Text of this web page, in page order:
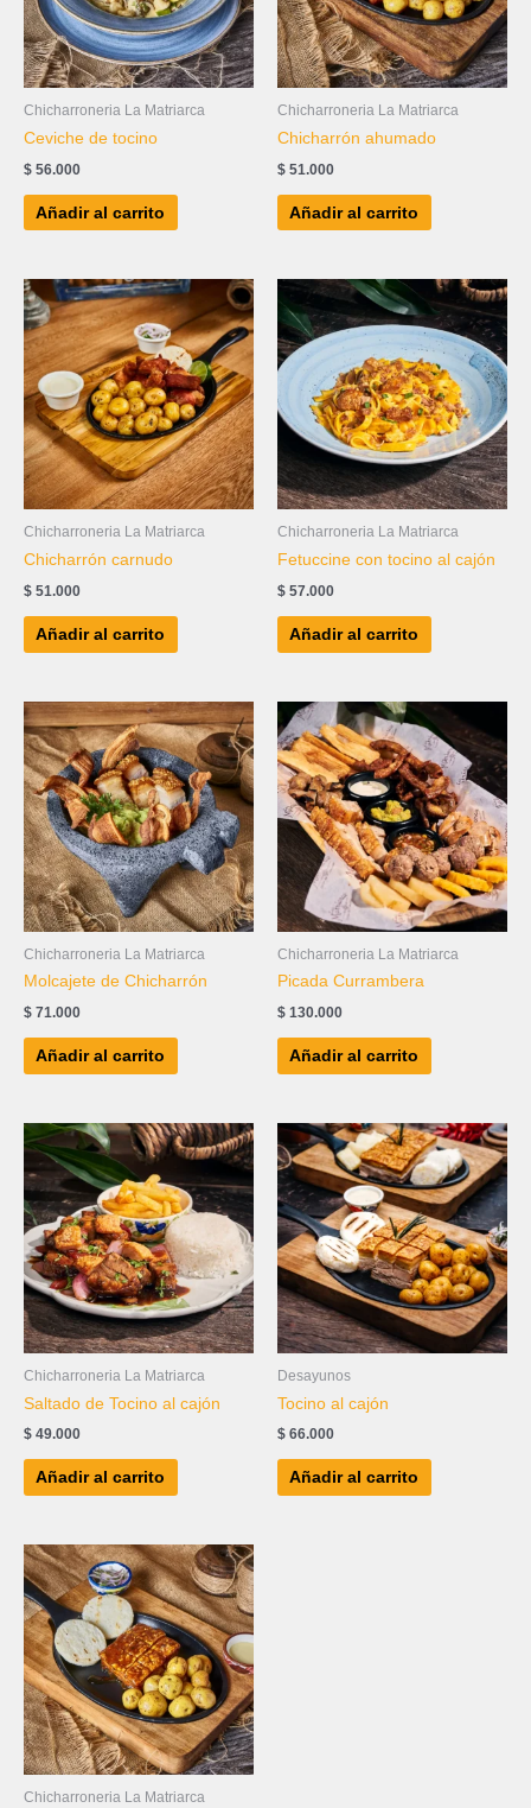
Chicharroneria La Matriarca
Ceviche de tocino
$ 56.000
Añadir al carrito
Chicharroneria La Matriarca
Chicharrón ahumado
$ 51.000
Añadir al carrito
Chicharroneria La Matriarca
Chicharrón carnudo
$ 51.000
Añadir al carrito
Chicharroneria La Matriarca
Fetuccine con tocino al cajón
$ 57.000
Añadir al carrito
Chicharroneria La Matriarca
Molcajete de Chicharrón
$ 71.000
Añadir al carrito
Chicharroneria La Matriarca
Picada Currambera
$ 130.000
Añadir al carrito
Chicharroneria La Matriarca
Saltado de Tocino al cajón
$ 49.000
Añadir al carrito
Desayunos
Tocino al cajón
$ 66.000
Añadir al carrito
Chicharroneria La Matriarca